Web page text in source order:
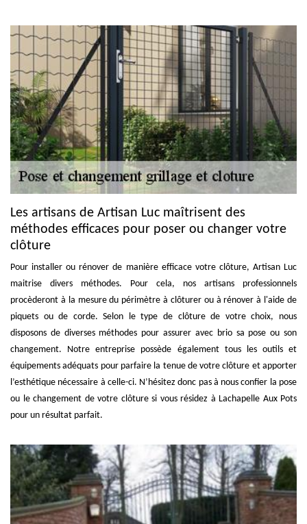
Les artisans de Artisan Luc maîtrisent des
méthodes efficaces pour poser ou changer votre
clôture
Pour installer ou rénover de manière efficace votre clôture, Artisan Luc
maitrise divers méthodes. Pour cela, nos artisans professionnels
procèderont à la mesure du périmètre à clôturer ou à rénover à l'aide de
piquets ou de corde. Selon le type de clôture de votre choix, nous
disposons de diverses méthodes pour assurer avec brio sa pose ou son
changement. Notre entreprise possède également tous les outils et
équipements adéquats pour parfaire la tenue de votre clôture et apporter
l’esthétique nécessaire à celle-ci. N’hésitez donc pas à nous confier la pose
ou le changement de votre clôture si vous résidez à Lachapelle Aux Pots
pour un résultat parfait.